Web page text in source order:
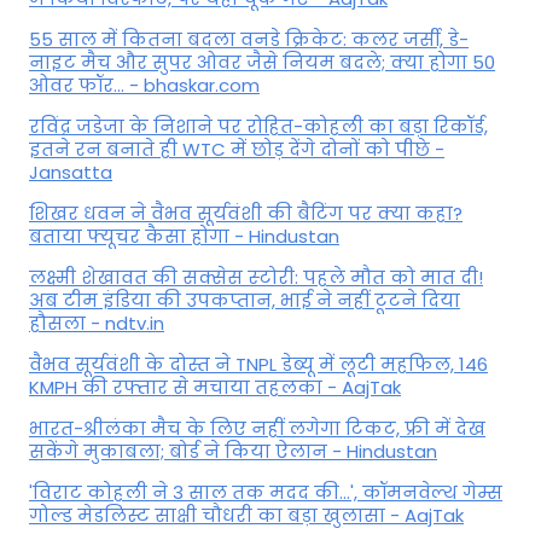
55 साल में कितना बदला वनडे क्रिकेट: कलर जर्सी, डे-
नाइट मैच और सुपर ओवर जैसे नियम बदले; क्या होगा 50
ओवर फॉर... - bhaskar.com
रविंद्र जडेजा के निशाने पर रोहित-कोहली का बड़ा रिकॉर्ड,
इतने रन बनाते ही WTC में छोड़ देंगे दोनों को पीछे -
Jansatta
शिखर धवन ने वैभव सूर्यवंशी की बैटिंग पर क्या कहा?
बताया फ्यूचर कैसा होगा - Hindustan
लक्ष्मी शेखावत की सक्‍सेस स्‍टोरी: पहले मौत को मात दी!
अब टीम इंडिया की उपकप्तान, भाई ने नहीं टूटने दिया
हौसला - ndtv.in
वैभव सूर्यवंशी के दोस्त ने TNPL डेब्यू में लूटी महफिल, 146
KMPH की रफ्तार से मचाया तहलका - AajTak
भारत-श्रीलंका मैच के लिए नहीं लगेगा टिकट, फ्री में देख
सकेंगे मुकाबला; बोर्ड ने किया ऐलान - Hindustan
'विराट कोहली ने 3 साल तक मदद की...', कॉमनवेल्थ गेम्स
गोल्ड मेडलिस्ट साक्षी चौधरी का बड़ा खुलासा - AajTak